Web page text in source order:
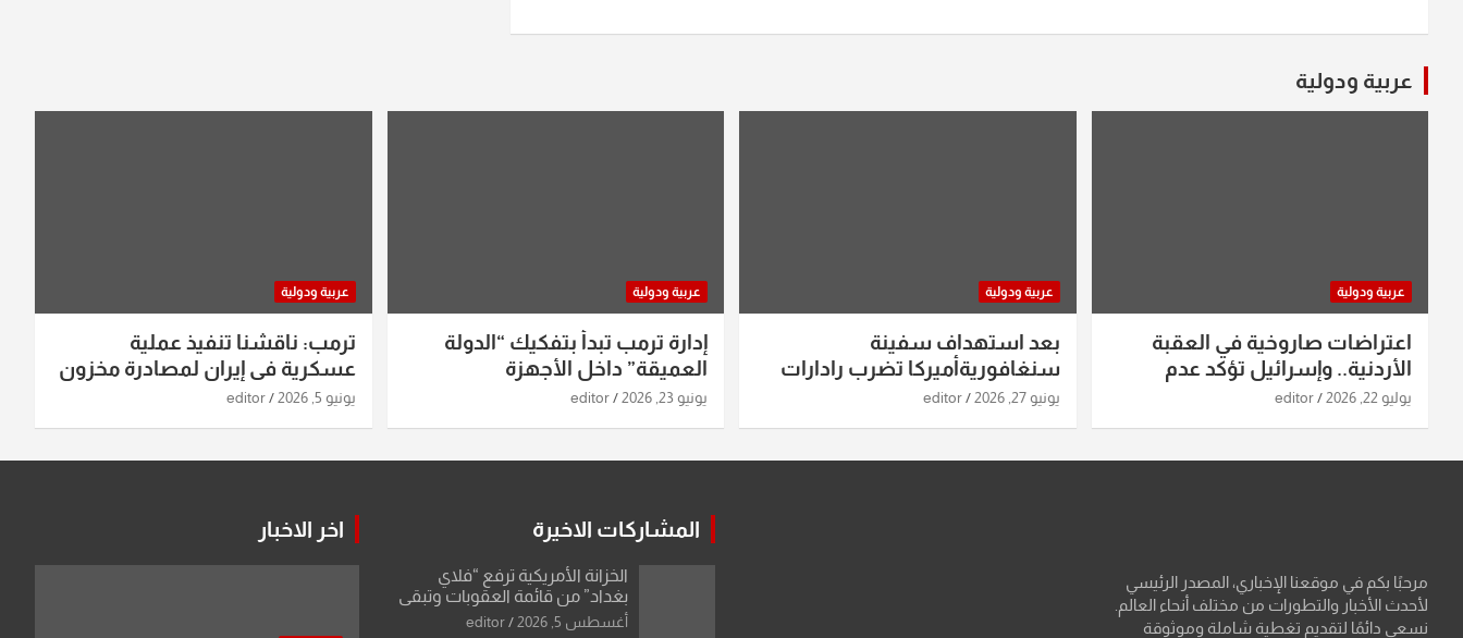
عربية ودولية
عربية ودولية
اعتراضات صاروخية في العقبة
الأردنية.. وإسرائيل تؤكد عدم
استهدافها
يوليو 22, 2026 editor
عربية ودولية
بعد استهداف سفينة
سنغافوريةأميركا تضرب رادارات
ومواقع صواريخ ومسيرات إيران..
يونيو 27, 2026 editor
عربية ودولية
إدارة ترمب تبدأ بتفكيك “الدولة
العميقة” داخل الأجهزة
الاستخباراتية
يونيو 23, 2026 editor
عربية ودولية
ترمب: ناقشنا تنفيذ عملية
عسكرية في إيران لمصادرة مخزون
اليورانيوم
يونيو 5, 2026 editor
مرحبًا بكم في موقعنا الإخباري، المصدر الرئيسي
لأحدث الأخبار والتطورات من مختلف أنحاء العالم.
نسعى دائمًا لتقديم تغطية شاملة وموثوقة
المشاركات الاخيرة
الخزانة الأمريكية ترفع “فلاي
بغداد” من قائمة العقوبات وتبقي
اسم مالكها مدرجا
أغسطس 5, 2026 editor
اخر الاخبار